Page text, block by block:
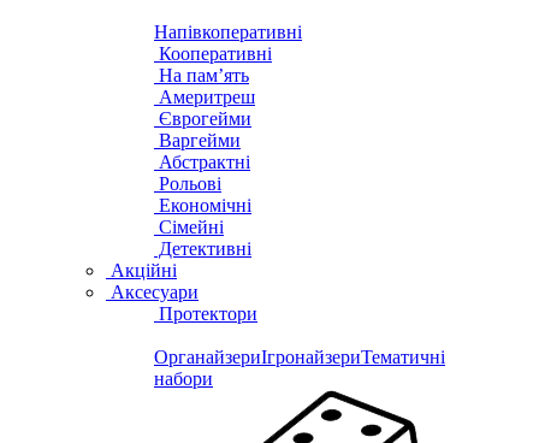
Напівкоперативні
Кооперативні
На пам’ять
Америтреш
Єврогейми
Варгейми
Абстрактні
Рольові
Економічні
Сімейні
Детективні
Акційні
Аксесуари
Протектори
ОрганайзериІгронайзериТематичні
набори